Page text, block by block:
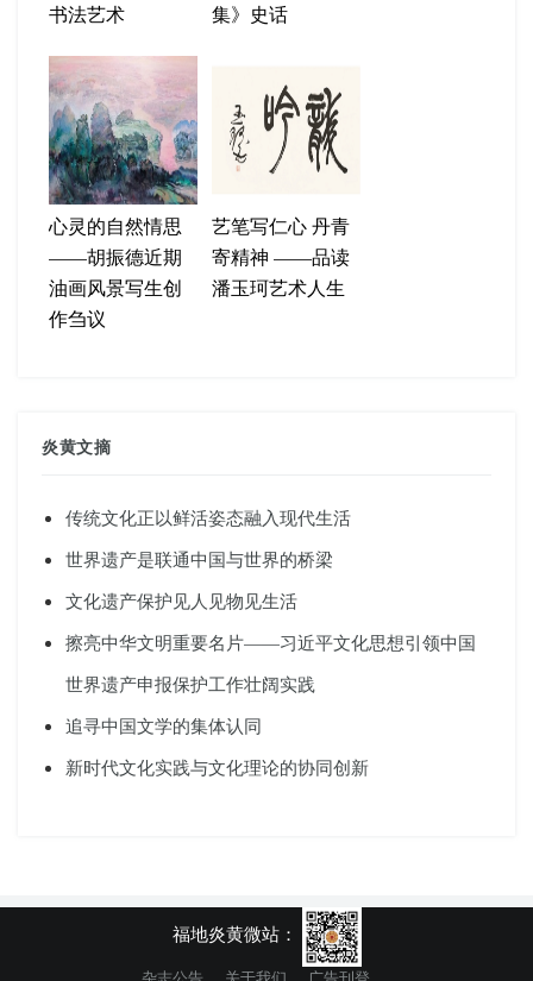
书法艺术
集》史话
心灵的自然情思
——胡振德近期
油画风景写生创
作刍议
艺笔写仁心 丹青
寄精神 ——品读
潘玉珂艺术人生
炎黄文摘
传统文化正以鲜活姿态融入现代生活
世界遗产是联通中国与世界的桥梁
文化遗产保护见人见物见生活
擦亮中华文明重要名片——习近平文化思想引领中国
世界遗产申报保护工作壮阔实践
追寻中国文学的集体认同
新时代文化实践与文化理论的协同创新
福地炎黄微站：